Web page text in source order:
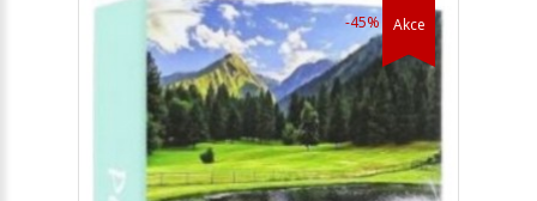
Akce
-45%